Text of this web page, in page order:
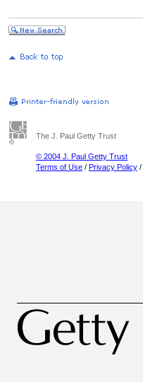
The J. Paul Getty Trust
© 2004 J. Paul Getty Trust
Terms of Use / Privacy Policy /